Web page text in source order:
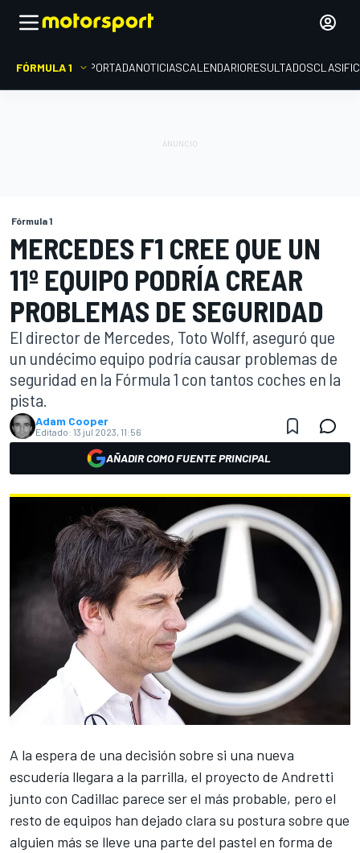
FÓRMULA 1 PORTADANOTICIASCALENDARIORESULTADOS
Fórmula 1
MERCEDES F1 CREE QUE UN
11º EQUIPO PODRÍA CREAR
PROBLEMAS DE SEGURIDAD
El director de Mercedes, Toto Wolff, aseguró que
un undécimo equipo podría causar problemas de
seguridad en la Fórmula 1 con tantos coches en la
pista.
Adam Cooper
Editado: 13 jul 2023, 11:56
AÑADIR COMO FUENTE PRINCIPAL
A la espera de una decisión sobre si una nueva
escudería llegara a la parrilla, el proyecto de Andretti
junto con Cadillac parece ser el más probable, pero el
resto de equipos han dejado clara su postura sobre que
alguien más se lleve una parte del pastel en forma de